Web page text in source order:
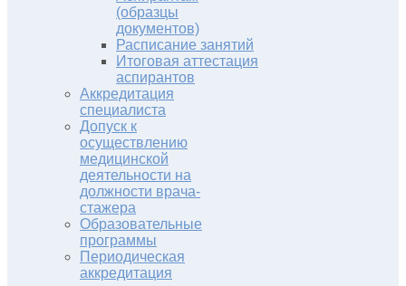
(образцы
документов)
Расписание занятий
Итоговая аттестация
аспирантов
Аккредитация
специалиста
Допуск к
осуществлению
медицинской
деятельности на
должности врача-
стажера
Образовательные
программы
Периодическая
аккредитация